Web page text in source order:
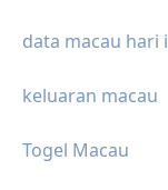
data macau hari
keluaran macau
Togel Macau